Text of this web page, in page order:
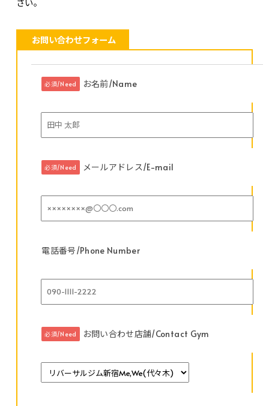
さい。
お問い合わせフォーム
必須/Need お名前/Name
必須/Need メールアドレス/E-mail
電話番号/Phone Number
必須/Need お問い合わせ店舗/Contact Gym